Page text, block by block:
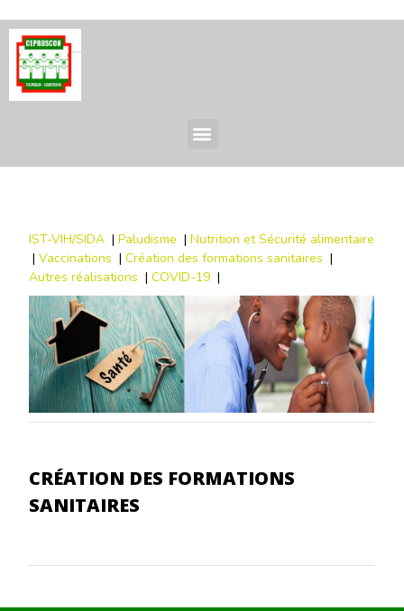
IST-VIH/SIDA |Paludisme |Nutrition et Sécurité alimentaire
|Vaccinations |Création des formations sanitaires |
Autres réalisations |COVID-19 |
CRÉATION DES FORMATIONS
SANITAIRES